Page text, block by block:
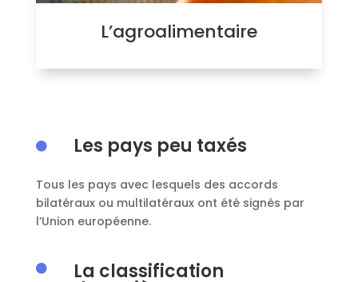
L’agroalimentaire
 Les pays peu taxés
Tous les pays avec lesquels des accords
bilatéraux ou multilatéraux ont été signés par
l’Union européenne.
 La classification